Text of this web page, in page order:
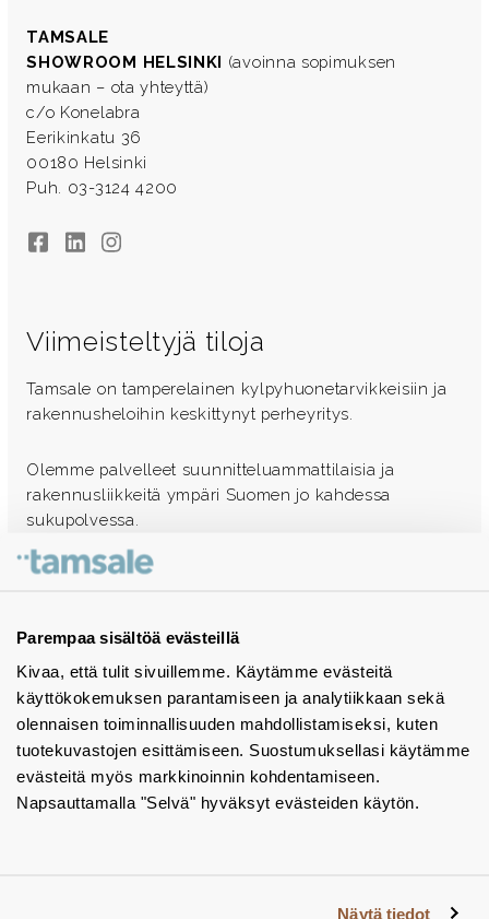
Parempaa sisältöä evästeillä
Kivaa, että tulit sivuillemme. Käytämme evästeitä
käyttökokemuksen parantamiseen ja analytiikkaan sekä
olennaisen toiminnallisuuden mahdollistamiseksi, kuten
tuotekuvastojen esittämiseen. Suostumuksellasi käytämme
evästeitä myös markkinoinnin kohdentamiseen.
Napsauttamalla "Selvä" hyväksyt evästeiden käytön.
Näytä tiedot
TAMSALE
SHOWROOM HELSINKI
(avoinna sopimuksen
mukaan – ota yhteyttä)
c/o Konelabra
Eerikinkatu 36
00180 Helsinki
Puh. 03-3124 4200
FacebookLinkedInInstagram
Viimeisteltyjä tiloja
Tamsale on tamperelainen kylpyhuonetarvikkeisiin ja
rakennusheloihin keskittynyt perheyritys.
Olemme palvelleet suunnitteluammattilaisia ja
rakennusliikkeitä ympäri Suomen jo kahdessa
sukupolvessa.
Ota yhteyttä - autamme mielellämme
Tuotekuvastot
Instagram
BIM-objektit
Yhteystiedot
Tiedotteet